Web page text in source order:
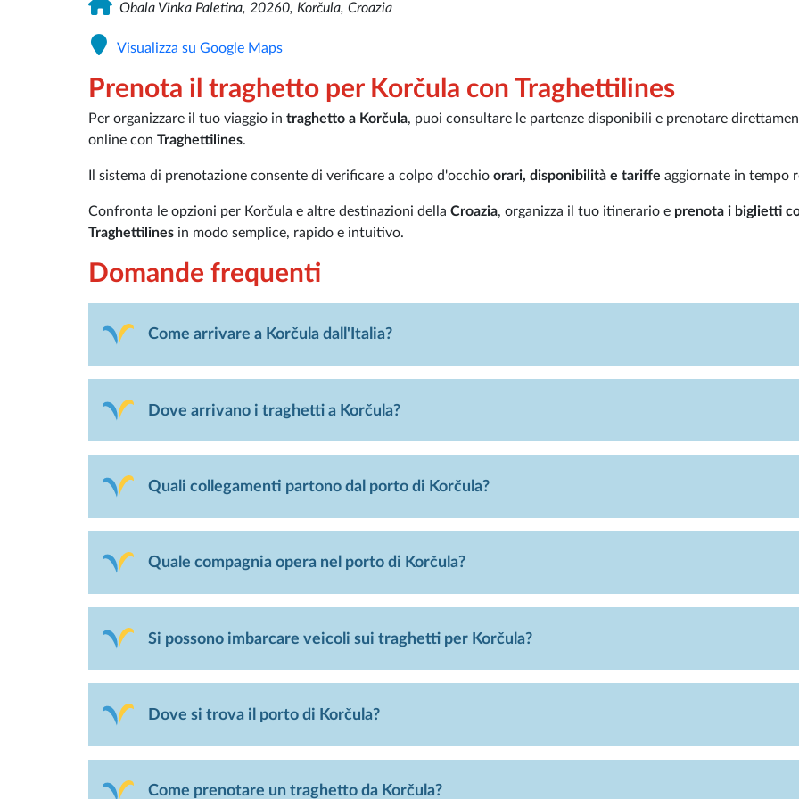
Obala Vinka Paletina, 20260, Korčula, Croazia
Visualizza su Google Maps
Prenota il traghetto per Korčula con Traghettilines
Per organizzare il tuo viaggio in traghetto a Korčula, puoi consultare le partenze disponibili e prenotare
online con Traghettilines.
Il sistema di prenotazione consente di verificare a colpo d'occhio orari, disponibilità e tariffe aggiornate in tempo
Confronta le opzioni per Korčula e altre destinazioni della Croazia, organizza il tuo itinerario e prenota i biglietti
Traghettilines in modo semplice, rapido e intuitivo.
Domande frequenti
Come arrivare a Korčula dall'Italia?
Dove arrivano i traghetti a Korčula?
Quali collegamenti partono dal porto di Korčula?
Quale compagnia opera nel porto di Korčula?
Si possono imbarcare veicoli sui traghetti per Korčula?
Dove si trova il porto di Korčula?
Come prenotare un traghetto da Korčula?